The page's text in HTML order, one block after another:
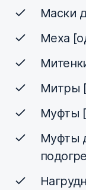
Маски
Меха
Митры
Муфты
Муфты